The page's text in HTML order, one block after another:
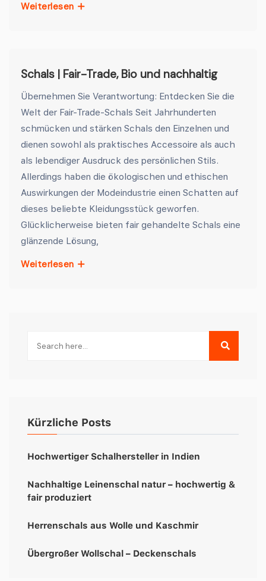
Weiterlesen
Schals | Fair-Trade, Bio und nachhaltig
Übernehmen Sie Verantwortung: Entdecken Sie die
Welt der Fair-Trade-Schals Seit Jahrhunderten
schmücken und stärken Schals den Einzelnen und
dienen sowohl als praktisches Accessoire als auch
als lebendiger Ausdruck des persönlichen Stils.
Allerdings haben die ökologischen und ethischen
Auswirkungen der Modeindustrie einen Schatten auf
dieses beliebte Kleidungsstück geworfen.
Glücklicherweise bieten fair gehandelte Schals eine
glänzende Lösung,
Weiterlesen
Kürzliche Posts
Hochwertiger Schalhersteller in Indien
Nachhaltige Leinenschal natur – hochwertig &
fair produziert
Herrenschals aus Wolle und Kaschmir
Übergroßer Wollschal – Deckenschals